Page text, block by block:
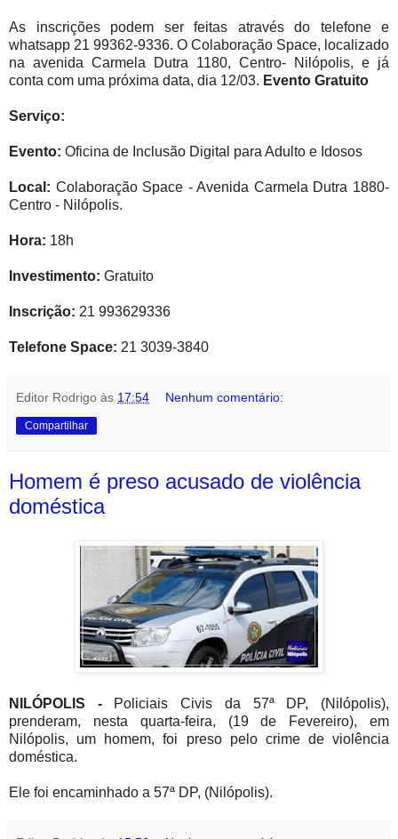
As inscrições podem ser feitas através do telefone e
whatsapp 21 99362-9336. O Colaboração Space, localizado
na avenida Carmela Dutra 1180, Centro- Nilópolis, e já
conta com uma próxima data, dia 12/03. Evento Gratuito
Serviço:
Evento: Oficina de Inclusão Digital para Adulto e Idosos
Local: Colaboração Space - Avenida Carmela Dutra 1880-
Centro - Nilópolis.
Hora: 18h
Investimento: Gratuito
Inscrição: 21 993629336
Telefone Space: 21 3039-3840
Editor Rodrigo às 17:54 Nenhum comentário:
Compartilhar
Homem é preso acusado de violência
doméstica
NILÓPOLIS -
Policiais Civis da 57ª DP, (Nilópolis),
prenderam, nesta quarta-feira, (19 de Fevereiro), em
Nilópolis, um homem, foi preso pelo crime de violência
doméstica.
Ele foi encaminhado a 57ª DP, (Nilópolis).